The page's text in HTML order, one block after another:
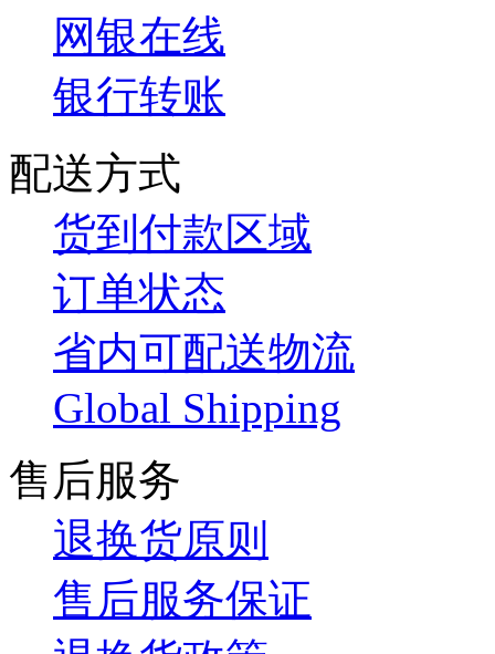
网银在线
银行转账
配送方式
货到付款区域
订单状态
省内可配送物流
Global Shipping
售后服务
退换货原则
售后服务保证